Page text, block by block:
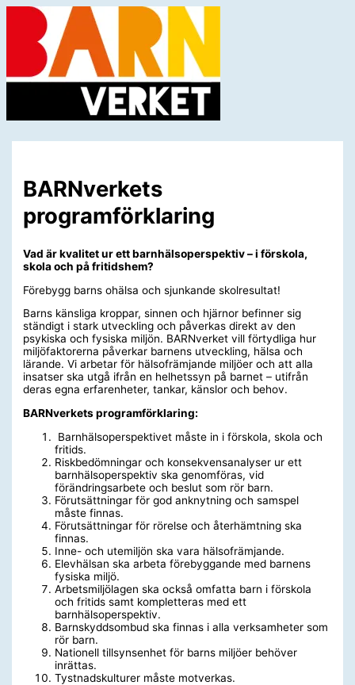
Hoppa
innehåll
BARNverkets
programförklaring
Vad är kvalitet ur ett barnhälsoperspektiv – i förskola,
skola och på fritidshem?
Förebygg barns ohälsa och sjunkande skolresultat!
Barns känsliga kroppar, sinnen och hjärnor befinner sig
ständigt i stark utveckling och påverkas direkt av den
psykiska och fysiska miljön. BARNverket vill förtydliga hur
miljöfaktorerna påverkar barnens utveckling, hälsa och
lärande. Vi arbetar för hälsofrämjande miljöer och att alla
insatser ska utgå ifrån en helhetssyn på barnet – utifrån
deras egna erfarenheter, tankar, känslor och behov.
BARNverkets programförklaring:
Barnhälsoperspektivet måste in i förskola, skola och
fritids.
Riskbedömningar och konsekvensanalyser ur ett
barnhälsoperspektiv ska genomföras, vid
förändringsarbete och beslut som rör barn.
Förutsättningar för god anknytning och samspel
måste finnas.
Förutsättningar för rörelse och återhämtning ska
finnas.
Inne- och utemiljön ska vara hälsofrämjande.
Elevhälsan ska arbeta förebyggande med barnens
fysiska miljö.
Arbetsmiljölagen ska också omfatta barn i förskola
och fritids samt kompletteras med ett
barnhälsoperspektiv.
Barnskyddsombud ska finnas i alla verksamheter som
rör barn.
Nationell tillsynsenhet för barns miljöer behöver
inrättas.
Tystnadskulturer måste motverkas.